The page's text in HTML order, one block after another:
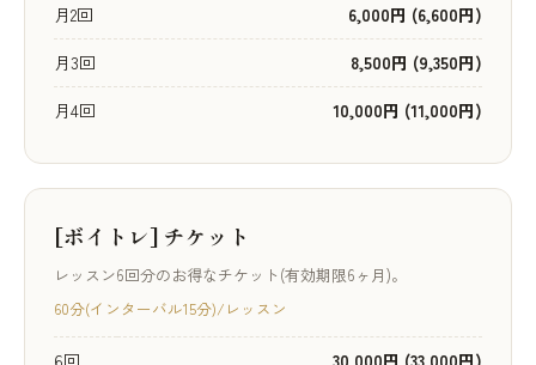
月2回
6,000円 (6,600円)
月3回
8,500円 (9,350円)
月4回
10,000円 (11,000円)
[ボイトレ] チケット
レッスン6回分のお得なチケット(有効期限6ヶ月)。
60分(インターバル15分)/レッスン
6回 30,000円 (33,000円)